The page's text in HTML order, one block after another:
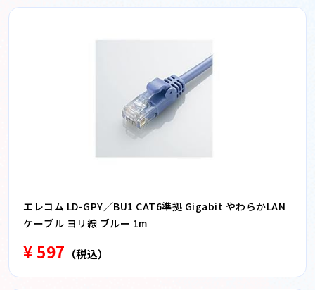
エレコム LD-GPY／BU1 CAT6準拠 Gigabit やわらかLAN
ケーブル ヨリ線 ブルー 1m
¥ 597 （税込）